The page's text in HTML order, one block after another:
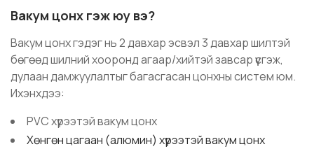
Вакум цонх гэж юу вэ?
Вакум цонх гэдэг нь 2 давхар эсвэл 3 давхар шилтэй
бөгөөд шилний хооронд агаар/хийтэй завсар үүсгэж,
дулаан дамжуулалтыг багасгасан цонхны систем юм.
Ихэнхдээ:
PVC хүрээтэй вакум цонх
Хөнгөн цагаан (алюмин) хүрээтэй вакум цонх